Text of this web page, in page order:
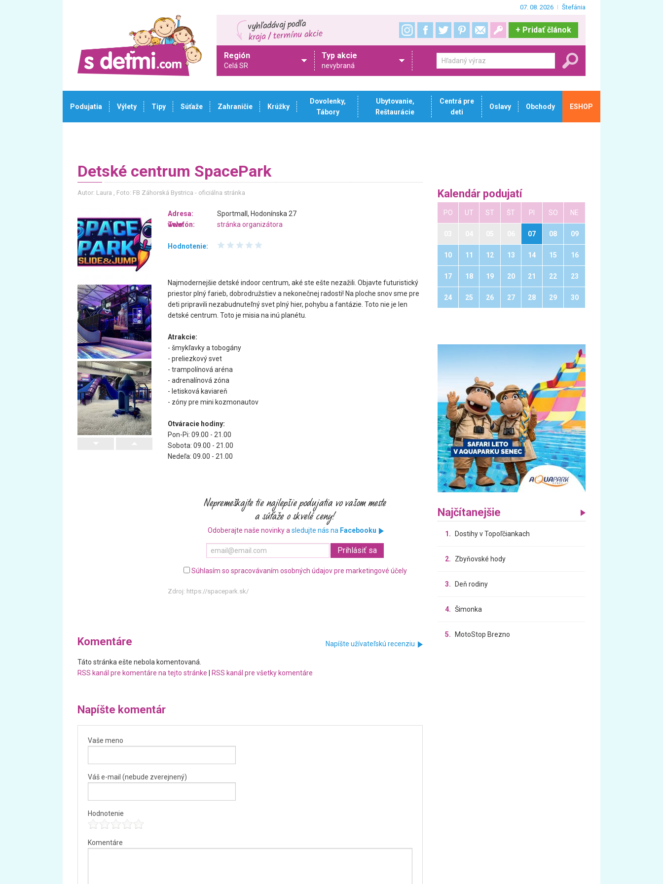
07. 08. 2026 Štefánia
+ Pridať článok
Región
Celá SR
Typ akcie
nevybraná
Podujatia Výlety Tipy Súťaže Zahraničie Krúžky
Dovolenky,
Tábory
Ubytovanie,
Reštaurácie
Centrá pre
deti
Oslavy Obchody ESHOP
Detské centrum SpacePark
Autor: Laura , Foto: FB Záhorská Bystrica - oficiálna stránka
Adresa:
Sportmall, Hodonínska 27
Telefón:
www: stránka organizátora
Hodnotenie:
Najmodernejšie detské indoor centrum, aké ste ešte nezažili. Objavte futuristický
priestor plný farieb, dobrodružstiev a nekonečnej radosti! Na ploche snov sme pre
deti pripravili nezabudnuteľný svet plný hier, pohybu a fantázie. Toto nie je len
detské centrum. Toto je misia na inú planétu.
Atrakcie:
- šmykľavky a tobogány
- preliezkový svet
- trampolínová aréna
- adrenalínová zóna
- letisková kaviareň
- zóny pre mini kozmonautov
Otváracie hodiny:
Pon-Pi: 09.00 - 21.00
Sobota: 09.00 - 21.00
Nedeľa: 09.00 - 21.00
Odoberajte naše novinky a sledujte nás na Facebooku
Súhlasím so spracovávaním osobných údajov pre marketingové účely
Zdroj: https://spacepark.sk/
Komentáre Napíšte užívateľskú recenziu
Táto stránka ešte nebola komentovaná.
RSS kanál pre komentáre na tejto stránke
RSS kanál pre všetky komentáre
Napíšte komentár
Vaše meno
Váš e-mail (nebude zverejnený)
Hodnotenie
Komentáre
Kalendár podujatí
PO UT ST ŠT PI SO NE
07 08 09
10 11 12 13 14 15 16
17 18 19 20 21 22 23
24 25 26 27 28 29 30
Najčítanejšie
1. Dostihy v Topoľčiankach
2. Zbyňovské hody
3. Deň rodiny
4. Šimonka
5. MotoStop Brezno